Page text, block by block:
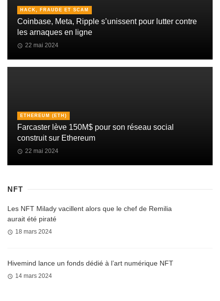
HACK, FRAUDE ET SCAM
Coinbase, Meta, Ripple s’unissent pour lutter contre
les arnaques en ligne
22 mai 2024
ETHEREUM (ETH)
Farcaster lève 150M$ pour son réseau social
construit sur Ethereum
22 mai 2024
NFT
Les NFT Milady vacillent alors que le chef de Remilia
aurait été piraté
18 mars 2024
Hivemind lance un fonds dédié à l’art numérique NFT
14 mars 2024